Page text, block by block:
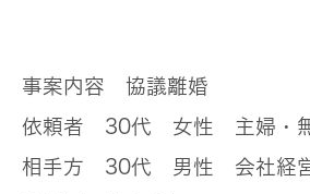
事案内容 協議離婚
依頼者 30代 女性 主婦・
相手方 30代 男性 会社経